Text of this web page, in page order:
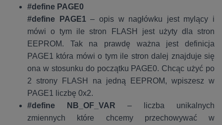
#define PAGE0
#define PAGE1– opis w nagłówku jest mylący i
mówi o tym ile stron FLASH jest użyty dla stron
EEPROM. Tak na prawdę ważna jest definicja
PAGE1 która mówi o tym ile stron dalej znajduje się
ona w stosunku do początku PAGE0. Chcąc użyć po
2 strony FLASH na jedną EEPROM, wpiszesz w
PAGE1 liczbę 0x2.
#define NB_OF_VAR – liczba unikalnych
zmiennych które chcemy przechowywać w